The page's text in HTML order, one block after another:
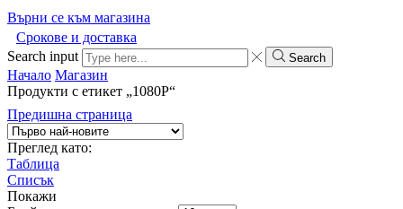
Върни се към магазина
Срокове и доставка
Search input
Search
Начало Магазин
Продукти с етикет „1080Р“
Предишна страница
Преглед като:
Таблица
Списък
Покажи